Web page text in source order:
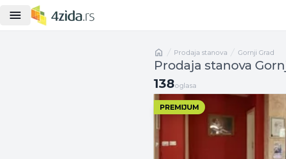
Naslovnaprodaja stanova Gornji Grad
Prodaja stanova
138 oglasa
138oglasa
PREMIJUM